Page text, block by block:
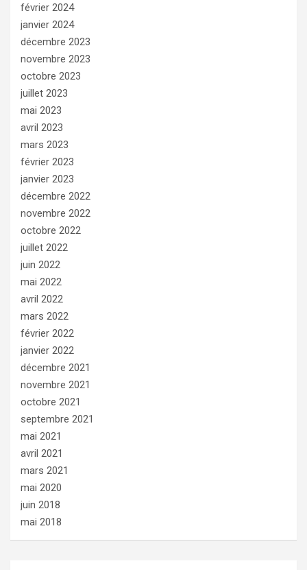
février 2024
janvier 2024
décembre 2023
novembre 2023
octobre 2023
juillet 2023
mai 2023
avril 2023
mars 2023
février 2023
janvier 2023
décembre 2022
novembre 2022
octobre 2022
juillet 2022
juin 2022
mai 2022
avril 2022
mars 2022
février 2022
janvier 2022
décembre 2021
novembre 2021
octobre 2021
septembre 2021
mai 2021
avril 2021
mars 2021
mai 2020
juin 2018
mai 2018